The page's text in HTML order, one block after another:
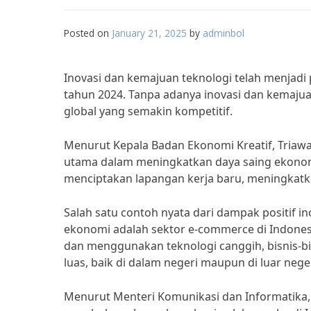
Posted on January 21, 2025 by adminbol
Inovasi dan kemajuan teknologi telah
tahun 2024. Tanpa adanya inovasi dan
global yang semakin kompetitif.
Menurut Kepala Badan Ekonomi Kreatif,
utama dalam meningkatkan daya saing
menciptakan lapangan kerja baru,
Salah satu contoh nyata dari dampak positif
ekonomi adalah sektor e-commerce di
dan menggunakan teknologi canggih, bisnis-
luas, baik di dalam negeri maupun di luar
Menurut Menteri Komunikasi dan